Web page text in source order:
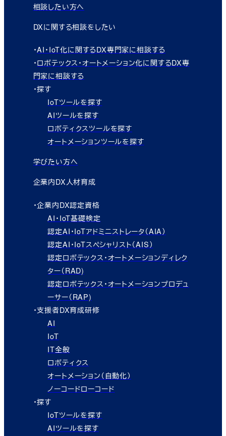
相談したい方へ
DXに関する相談をしたい
・AI・IoT化に関するDX専門家に相談する
・ロボテックス・オートメーション化に関するDX専
門家に相談する
・探す
IoTツールを探す
AIツールを探す
ロボティクスツールを探す
オートメーションツールを探す
学びたい方へ
企業内DX人材育成
・企業内DX認定資格
AI・IoT基礎検定
認定AI・IoTアドミニストレータ（AIA）
認定AI・IoTスペシャリスト（AIS）
認定ロボテックス・オートメーションディレク
ター（RAD)
認定ロボテックス・オートメーションプロデュ
ーサー（RAP)
・支援者DX育成研修
AI
IoT
IT全般
ロボティクス
オートメーション（自動化）
ノーコードローコード
・探す
IoTツールを探す
AIツールを探す